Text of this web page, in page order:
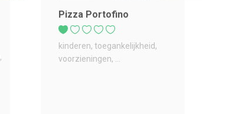
Pizza Portofino
kinderen toegankelijkheid
voorzieningen